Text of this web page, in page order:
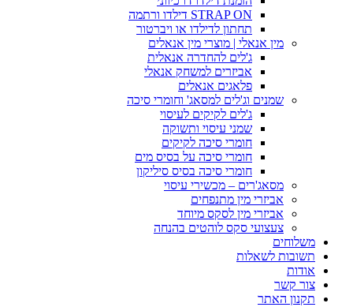
STRAP ON דילדו ורתמה
תחתון לדילדו או ויברטור
מין אנאלי | מוצרי מין אנאלים
ג'לים להחדרה אנאלית
אביזרים למשחק אנאלי
פלאגים אנאלים
שמנים וג'לים למסאג' וחומרי סיכה
ג'לים לקיקים לעיסוי
שמני עיסוי ותשוקה
חומרי סיכה לקיקים
חומרי סיכה על בסיס מים
חומרי סיכה בסיס סיליקון
מסאג'רים – מכשירי עיסוי
אביזרי מין מתנפחים
אביזרי מין לסקס מיוחד
צעצועי סקס לוהטים בהנחה
משלוחים
תשובות לשאלות
אודות
צור קשר
תקנון האתר